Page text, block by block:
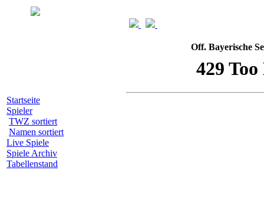
Startseite
Spieler
TWZ sortiert
Namen sortiert
Live Spiele
Spiele Archiv
Tabellenstand
Off. Bayerische